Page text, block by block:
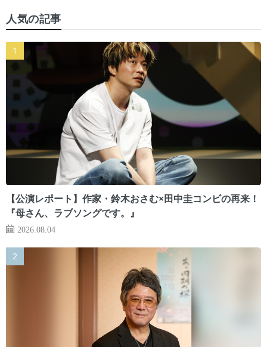
人気の記事
【公演レポート】作家・鈴木おさむ×田中圭コンビの再来！
『母さん、ラブソングです。』
2026.08.04